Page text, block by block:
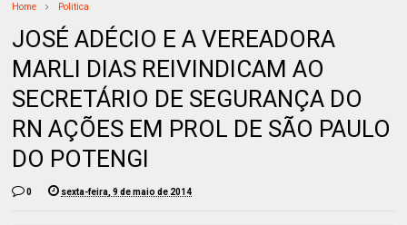
Home Politica
JOSÉ ADÉCIO E A VEREADORA
MARLI DIAS REIVINDICAM AO
SECRETÁRIO DE SEGURANÇA DO
RN AÇÕES EM PROL DE SÃO PAULO
DO POTENGI
0 sexta-feira, 9 de maio de 2014